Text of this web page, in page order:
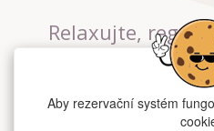
Relaxujte,
se v největším
Aby rezervační systém